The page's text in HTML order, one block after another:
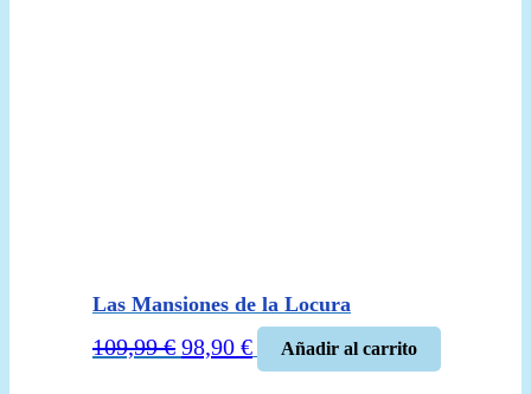
Las Mansiones de la Locura
109,99€ El
98,90 €El
precio
Añadir al carrito